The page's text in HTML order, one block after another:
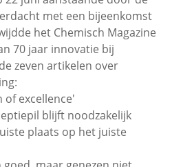
met een bijeenkomst
het Chemisch Magazine
70 jaar innovatie bij
zeven artikelen over
of excellence'
blijft noodzakelijk
plaats op het juiste